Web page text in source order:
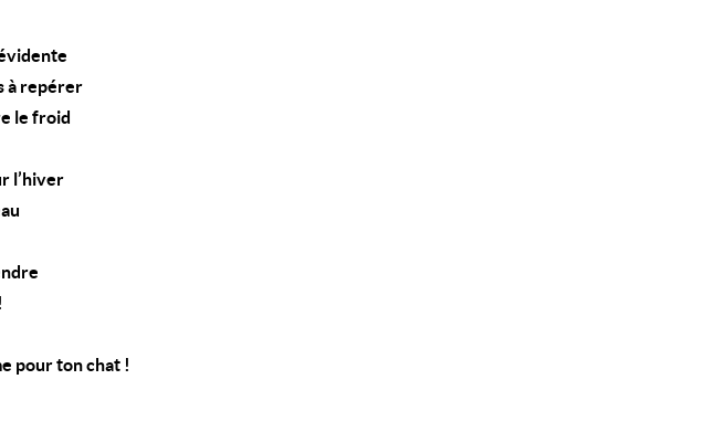
à repérer
le froid
l’hiver
pour ton chat !